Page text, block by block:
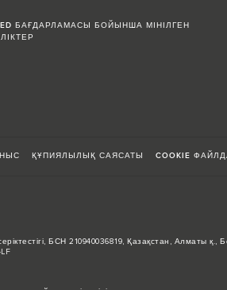
БАҒДАРЛАМАСЫ БОЙЫНША МІНІЛГЕН
ҚҰПИЯЛЫЛЫҚ САЯСАТЫ COOKIE
БСН 210940036819, Қазақстан,